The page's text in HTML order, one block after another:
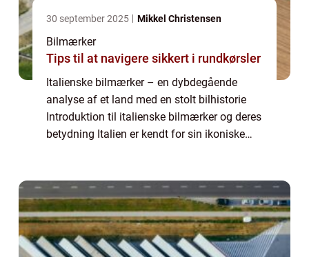
30 september 2025 Mikkel Christensen
Bilmærker
Tips til at navigere sikkert i rundkørsler
Italienske bilmærker – en dybdegående
analyse af et land med en stolt bilhistorie
Introduktion til italienske bilmærker og deres
betydning Italien er kendt for sin ikoniske